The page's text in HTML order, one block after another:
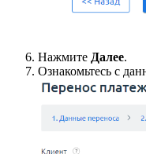
Нажмите Далее.
Ознакомьтесь с